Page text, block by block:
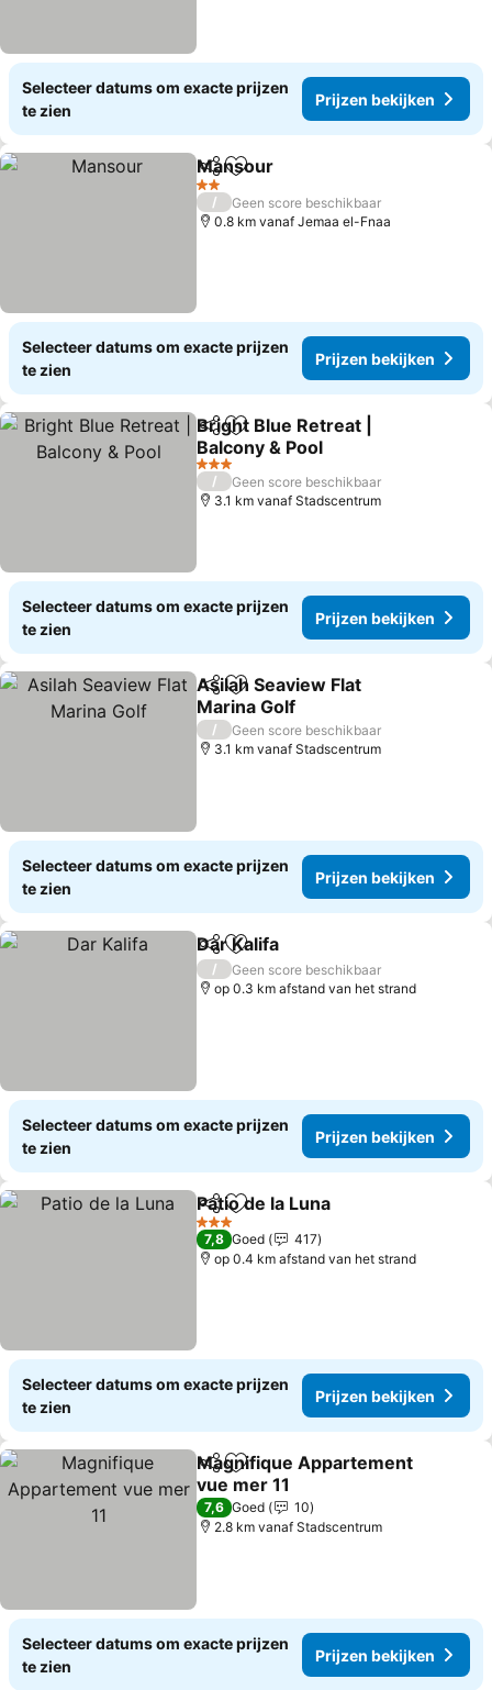
Selecteer datums om exacte prijzen
te zien
Prijzen bekijken
DelenToevoegen aan favorieten
Mansour
2 Sterren
/
Geen score beschikbaar
0.8 km vanaf Jemaa el-Fnaa
Selecteer datums om exacte prijzen
te zien
Prijzen bekijken
DelenToevoegen aan favorieten
Bright Blue Retreat |
Balcony & Pool
Prijzen bekijken
3 Sterren
/
Geen score beschikbaar
3.1 km vanaf Stadscentrum
Selecteer datums om exacte prijzen
te zien
Prijzen bekijken
DelenToevoegen aan favorieten
Asilah Seaview Flat
Marina Golf
Prijzen bekijken
/
Geen score beschikbaar
3.1 km vanaf Stadscentrum
Selecteer datums om exacte prijzen
te zien
Prijzen bekijken
DelenToevoegen aan favorieten
Dar Kalifa
/
Geen score beschikbaar
op 0.3 km afstand van het strand
Selecteer datums om exacte prijzen
te zien
Prijzen bekijken
DelenToevoegen aan favorieten
Patio de la Luna
3 Sterren
7,8 Goed
417
op 0.4 km afstand van het strand
Selecteer datums om exacte prijzen
te zien
Prijzen bekijken
DelenToevoegen aan favorieten
Magnifique Appartement
vue mer 11
Prijzen bekijken
7,6 Goed
10
2.8 km vanaf Stadscentrum
Selecteer datums om exacte prijzen
te zien
Prijzen bekijken